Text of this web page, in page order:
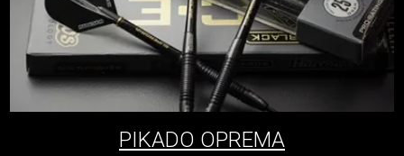
PIKADO OPREMA